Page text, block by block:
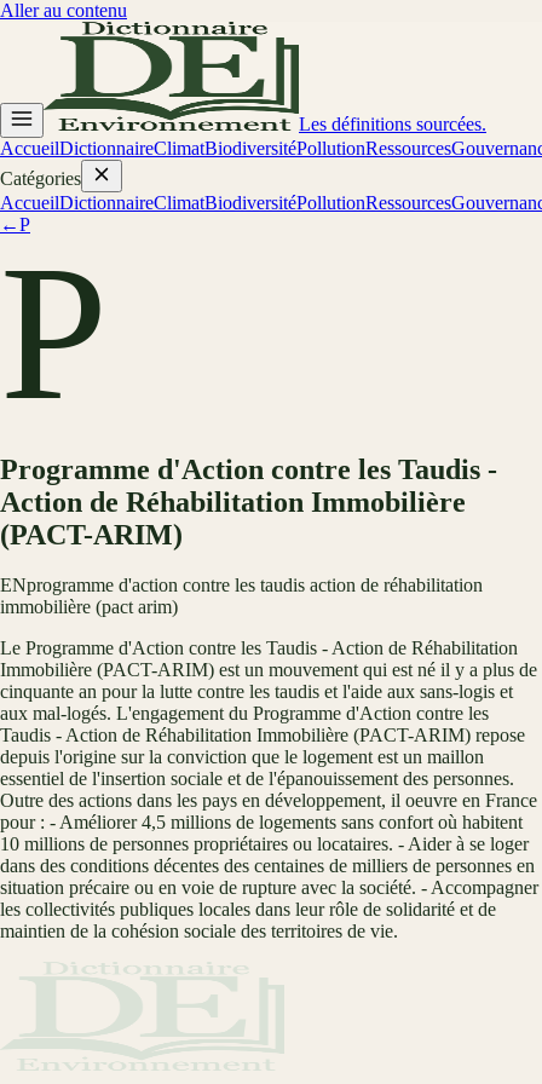
Aller au contenu
Les définitions sourcées.
AccueilDictionnaireClimatBiodiversitéPollutionRessources
Catégories
AccueilDictionnaireClimatBiodiversitéPollutionRessources
←P
P
Programme d'Action contre les Taudis -
Action de Réhabilitation Immobilière
(PACT-ARIM)
ENprogramme d'action contre les taudis action de réhabilitation
immobilière (pact arim)
Le Programme d'Action contre les Taudis - Action de Réhabilitation
Immobilière (PACT-ARIM) est un mouvement qui est né il y a plus de
cinquante an pour la lutte contre les taudis et l'aide aux sans-logis et
aux mal-logés. L'engagement du Programme d'Action contre les
Taudis - Action de Réhabilitation Immobilière (PACT-ARIM) repose
depuis l'origine sur la conviction que le logement est un maillon
essentiel de l'insertion sociale et de l'épanouissement des personnes.
Outre des actions dans les pays en développement, il oeuvre en France
pour : - Améliorer 4,5 millions de logements sans confort où habitent
10 millions de personnes propriétaires ou locataires. - Aider à se loger
dans des conditions décentes des centaines de milliers de personnes en
situation précaire ou en voie de rupture avec la société. - Accompagner
les collectivités publiques locales dans leur rôle de solidarité et de
maintien de la cohésion sociale des territoires de vie.